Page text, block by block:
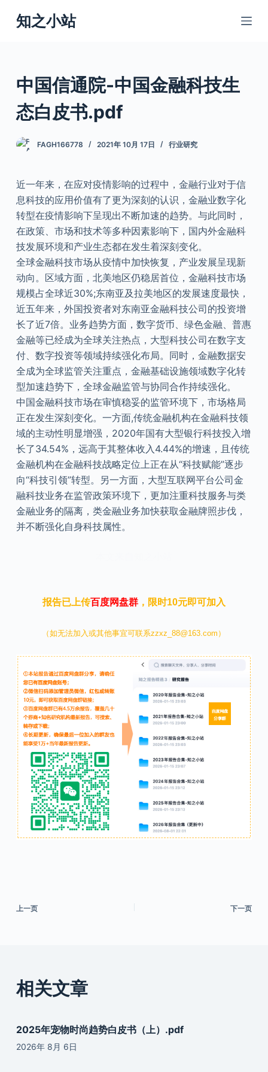
跳
过
知之小站
中国信通院-中国金融科技生
态白皮书.pdf
FAGH166778 2021年 10月 17日 行业研究
近一年来，在应对疫情影响的过程中，金融行业对于信
息科技的应用价值有了更为深刻的认识，金融业数字化
转型在疫情影响下呈现出不断加速的趋势。与此同时，
在政策、市场和技术等多种因素影响下，国内外金融科
技发展环境和产业生态都在发生着深刻变化。
全球金融科技市场从疫情中加快恢复，产业发展呈现新
动向。区域方面，北美地区仍稳居首位，金融科技市场
规模占全球近30%;东南亚及拉美地区的发展速度最快，
近五年来，外国投资者对东南亚金融科技公司的投资增
长了近7倍。业务趋势方面，数字货币、绿色金融、普惠
金融等已经成为全球关注热点，大型科技公司在数字支
付、数字投资等领域持续强化布局。同时，金融数据安
全成为全球监管关注重点，金融基础设施领域数字化转
型加速趋势下，全球金融监管与协同合作持续强化。
中国金融科技市场在审慎稳妥的监管环境下，市场格局
正在发生深刻变化。一方面,传统金融机构在金融科技领
域的主动性明显增强，2020年国有大型银行科技投入增
长了34.54%，远高于其整体收入4.44%的增速，且传统
金融机构在金融科技战略定位上正在从“科技赋能”逐步
向“科技引领”转型。另一方面，大型互联网平台公司金
融科技业务在监管政策环境下，更加注重科技服务与类
金融业务的隔离，类金融业务加快获取金融牌照步伐，
并不断强化自身科技属性。
报告已上传百度网盘群，限时10元即可加入
（如无法加入或其他事宜可联系zzxz_88@163.com）
上一页 下一页
相关文章
2025年宠物时尚趋势白皮书（上）.pdf
2026年 8月 6日